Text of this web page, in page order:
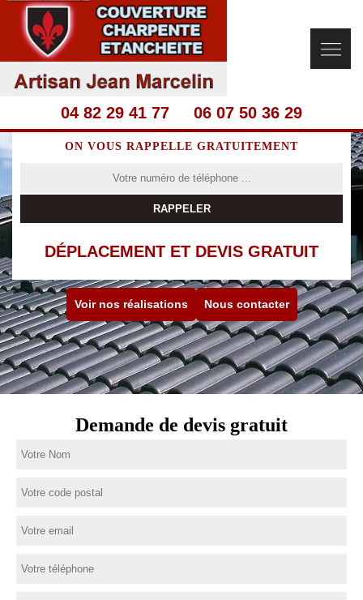
04 82 29 41 77 06 07 50 36 29
ON VOUS RAPPELLE GRATUITEMENT
DÉPLACEMENT ET DEVIS GRATUIT
Voir nos réalisations Nous contacter
Demande de devis gratuit